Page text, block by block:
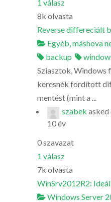
1 válasz
8k olvasta
Reverse differeciált
Egyéb, máshova
backup
Sziasztok, Windows
keresnék fordított
mentést (mint a ...
szabek asked
10 év
0szavazat
1 válasz
7k olvasta
WinSrv2012R2:
Windows Server